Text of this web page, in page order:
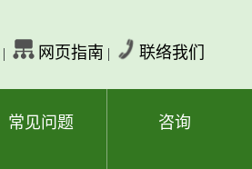
| 网页指南 | 联络我们
常见问题 咨询